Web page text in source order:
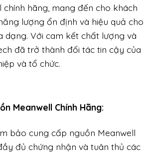
chính hãng, mang đến cho khách
lượng ổn định và hiệu quả cho
dạng. Với cam kết chất lượng và
đã trở thành đối tác tin cậy của
và tổ chức.
Meanwell Chính Hãng:
bảo cung cấp nguồn Meanwell
đủ chứng nhận và tuân thủ các